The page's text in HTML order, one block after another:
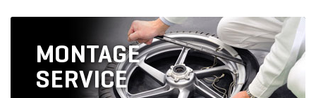
MONTAGE
SERVICE